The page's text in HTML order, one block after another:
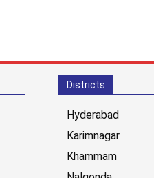
Districts
Hyderabad
Karimnagar
Khammam